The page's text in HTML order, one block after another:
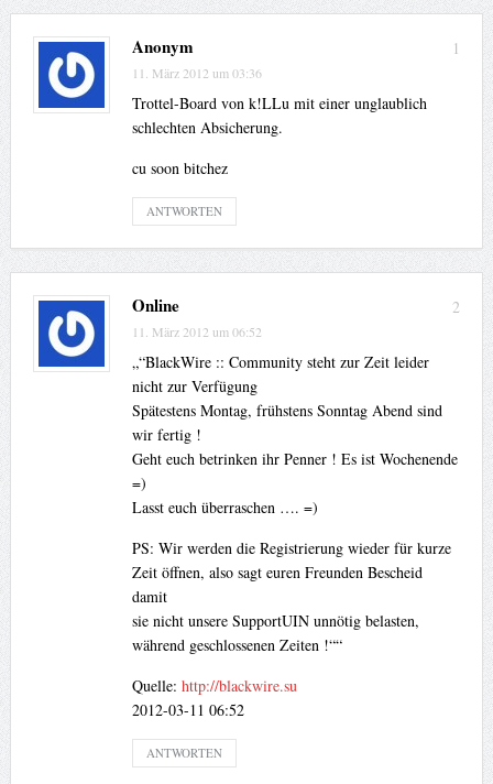
1
Anonym
11. März 2012 um 03:36
Trottel-Board von k!LLu mit einer unglaublich
schlechten Absicherung.
cu soon bitchez
ANTWORTEN
2
Online
11. März 2012 um 06:52
„“BlackWire :: Community steht zur Zeit leider
nicht zur Verfügung
Spätestens Montag, frühstens Sonntag Abend sind
wir fertig !
Geht euch betrinken ihr Penner ! Es ist Wochenende
=)
Lasst euch überraschen …. =)
PS: Wir werden die Registrierung wieder für kurze
Zeit öffnen, also sagt euren Freunden Bescheid
damit
sie nicht unsere SupportUIN unnötig belasten,
während geschlossenen Zeiten !““
Quelle: http://blackwire.su
2012-03-11 06:52
ANTWORTEN